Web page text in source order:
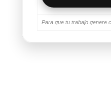
Para que tu trabajo genere